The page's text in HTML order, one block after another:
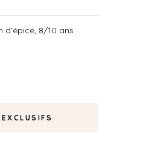
d'épice, 8/10 ans